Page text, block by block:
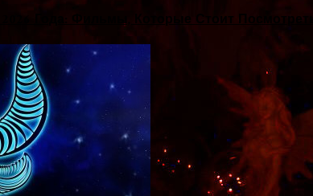
Года: Фильмы, Которые Стоит Посмотреть